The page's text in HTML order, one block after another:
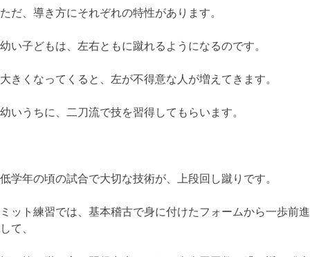
ただ、導き方にそれぞれの特性があります。
幼い子どもは、左右ともに蹴れるようになるのです。
大きくなってくると、左が不得意な人が増えてきます。
幼いうちに、二刀流で技を習得してもらいます。
低学年の頃の試合で大切な技術が、上段回し蹴りです。
ミット練習では、基本稽古で身に付けたフォームから一歩前進
して、